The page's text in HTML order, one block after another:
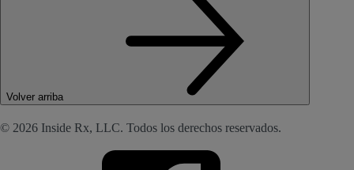
Volver arriba
© 2026 Inside Rx, LLC. Todos los derechos reservados.